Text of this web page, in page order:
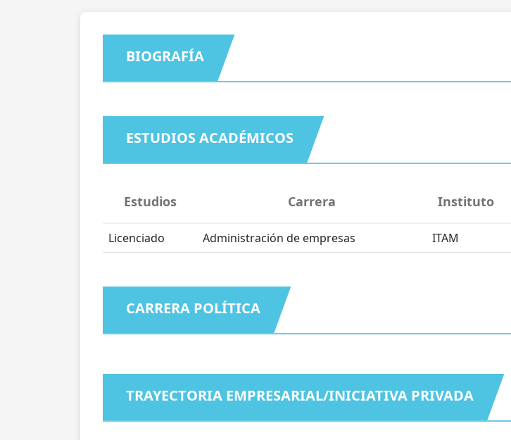
BIOGRAFÍA
ESTUDIOS ACADÉMICOS
Estudios Carrera Instituto
Licenciado Administración de empresas ITAM
CARRERA POLÍTICA
TRAYECTORIA EMPRESARIAL/INICIATIVA PRIVADA